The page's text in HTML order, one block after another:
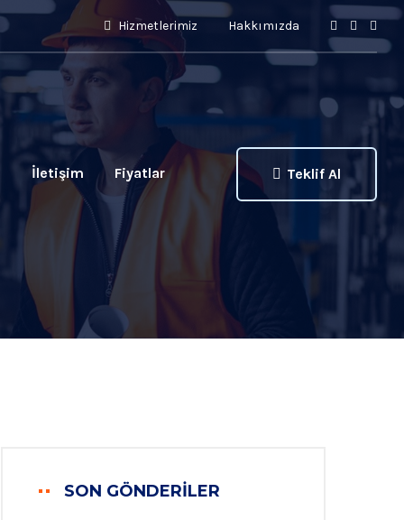
Hizmetlerimiz Hakkımızda
İletişim Fiyatlar Teklif Al
SON GÖNDERILER